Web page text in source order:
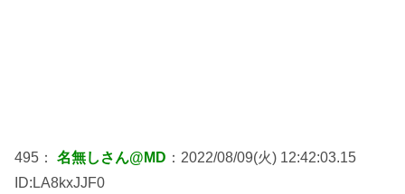
495： 名無しさん@MD ：2022/08/09(火) 12:42:03.15
ID:LA8kxJJF0